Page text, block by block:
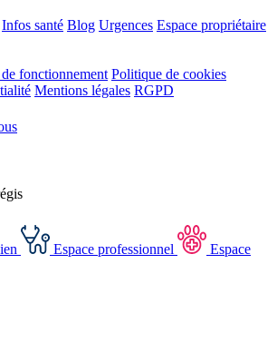
Infos santé Blog Urgences Espace propriétaire
fonctionnement Politique de cookies
Mentions légales RGPD
Espace professionnel
Espace